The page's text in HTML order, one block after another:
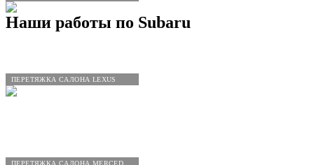
ПЕРЕТЯЖКА САЛОНА LEXUS
Наши работы по Subaru